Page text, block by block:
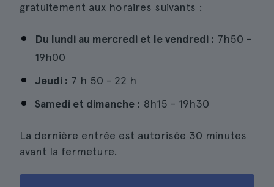
gratuitement aux horaires suivants :
Du lundi au mercredi et le vendredi : 7h50 -
19h00
Jeudi : 7 h 50 - 22 h
Samedi et dimanche : 8h15 - 19h30
La dernière entrée est autorisée 30 minutes
avant la fermeture.